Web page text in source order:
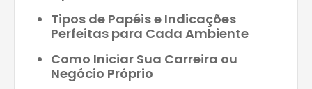
Tipos de Papéis e Indicações
Perfeitas para Cada Ambiente
Como Iniciar Sua Carreira ou
Negócio Próprio